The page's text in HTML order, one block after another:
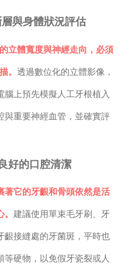
與身體狀況評估
立體寬度與神經走向，必須
。透過數位化的立體影像，
上預先模擬人工牙根植入
與重要神經血管，並確實評
好的口腔清潔
著它的牙齦和骨頭依然是活
。建議使用單束毛牙刷、牙
齦接縫處的牙菌斑，平時也
硬物，以免假牙瓷裂或人